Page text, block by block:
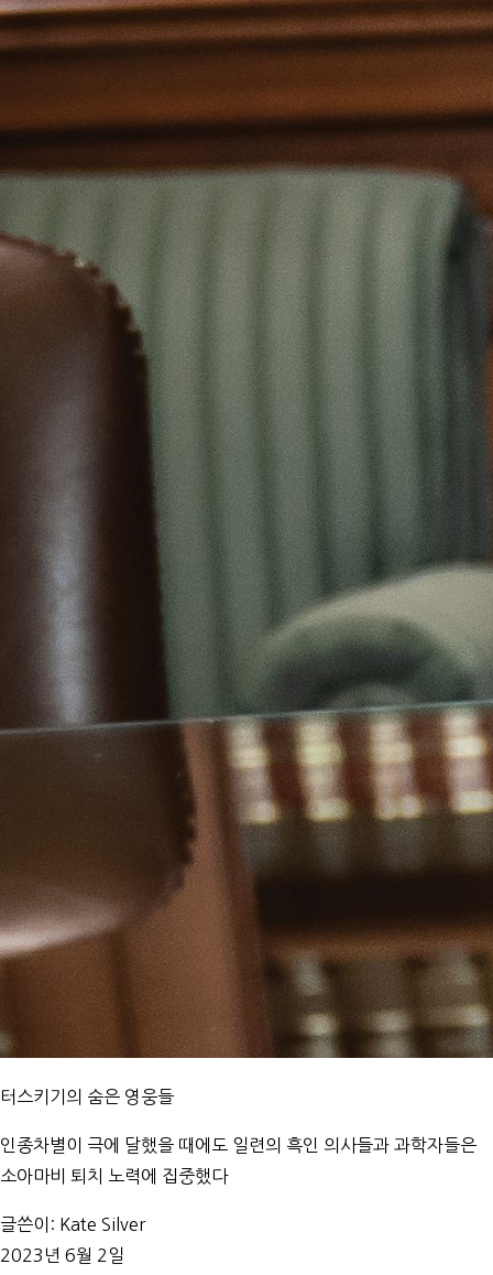
터스키기의 숨은 영웅들
인종차별이 극에 달했을 때에도 일련의 흑인 의사들과 과학자들은
소아마비 퇴치 노력에 집중했다
글쓴이: Kate Silver
2023년 6월 2일